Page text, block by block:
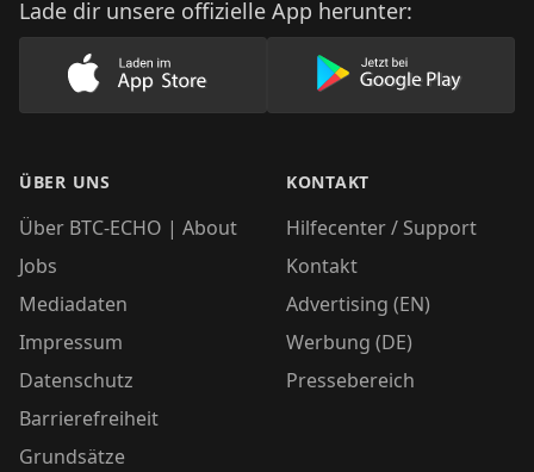
Lade dir unsere offizielle App herunter:
Lade unsere App im AppStore herunter
Lade unsere
ÜBER UNS
Über BTC-ECHO | About
Jobs
Mediadaten
Impressum
Datenschutz
Barrierefreiheit
Grundsätze
KONTAKT
Hilfecenter / Support
Kontakt
Advertising (EN)
Werbung (DE)
Pressebereich